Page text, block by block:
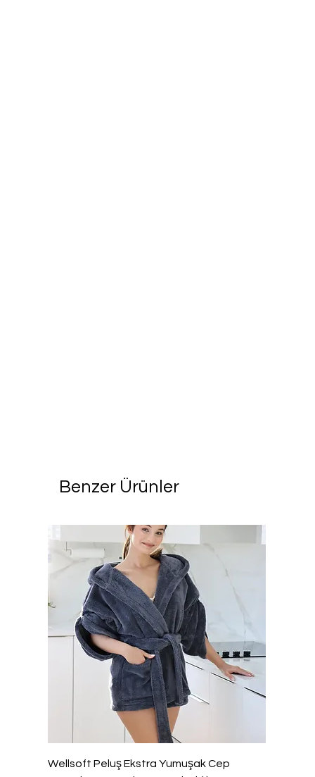
Benzer Ürünler
Wellsoft Peluş Ekstra Yumuşak Cep